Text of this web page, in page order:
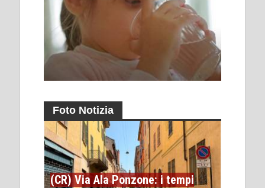
Foto Notizia
(CR) Via Ala Ponzone: i tempi